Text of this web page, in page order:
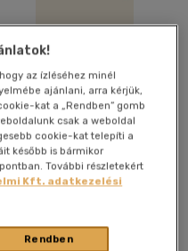
Az ember és az
Abszolútum a Kabbala
szerint
Könyv
az ízléséhez minél
ajánlani, arra kérjük,
kat a „Rendben” gomb
csak a weboldal
cookie-kat telepíti a
később is bármikor
További részletekért
Kft. adatkezelési
Rendben